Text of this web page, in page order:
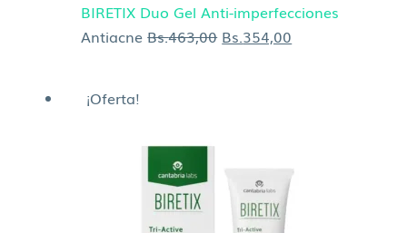
BIRETIX Duo Gel Anti-imperfecciones
AntiacneBs.463,00 Bs.354,00
¡Oferta!
era:
Bs.419,00.
es: